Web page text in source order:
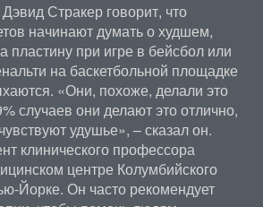
Стракер говорит, что
начинают думать о худшем,
пластину при игре в бейсбол или
на баскетбольной площадке
«Они, похоже, делали это
случаев они делают это отлично,
удушье», – сказал он.
клинического профессора
центре Колумбийского
Йорке. Он часто рекомендует